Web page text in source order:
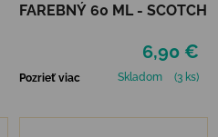
FAREBNÝ 60 ML - SCOTCH
6,90 €
Pozrieť viac Skladom (3 ks)